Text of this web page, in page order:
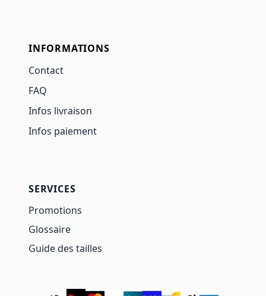
INFORMATIONS
Contact
FAQ
Infos livraison
Infos paiement
SERVICES
Promotions
Glossaire
Guide des tailles